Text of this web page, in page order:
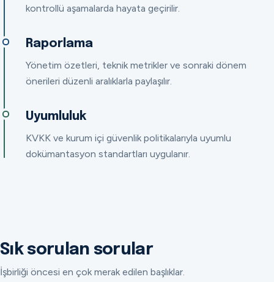
kontrollü aşamalarda hayata geçirilir.
Raporlama
Yönetim özetleri, teknik metrikler ve sonraki dönem
önerileri düzenli aralıklarla paylaşılır.
Uyumluluk
KVKK ve kurum içi güvenlik politikalarıyla uyumlu
dokümantasyon standartları uygulanır.
Sık sorulan sorular
İşbirliği öncesi en çok merak edilen başlıklar.